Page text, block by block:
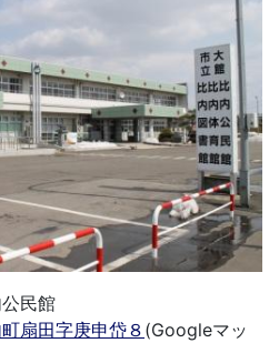
民館
扇田字庚申岱８ (Googleマッ